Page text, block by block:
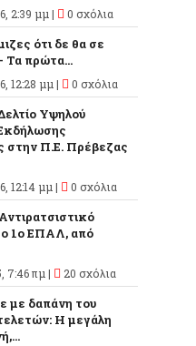
2:39 μμ | 0 σχόλια
ότι δε θα σε
Τα πρώτα...
12:28 μμ | 0 σχόλια
Υψηλού
στην Π.Ε. Πρέβεζας
12:14 μμ | 0 σχόλια
1ο ΕΠΑΛ, από
7:46 πμ | 20 σχόλια
με δαπάνη του
Η μεγάλη